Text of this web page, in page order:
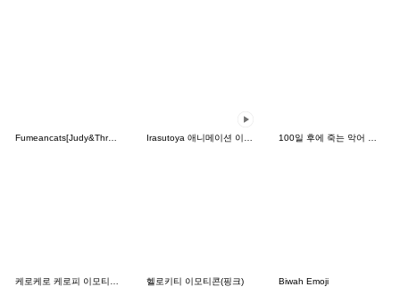
Fumeancats[Judy&Three Legs&Socles]Emoji
헬로키티 이모티콘(핑크) Biwah Emoji